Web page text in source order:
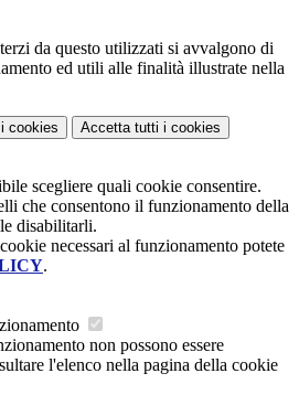
da questo utilizzati si avvalgono di
ed utili alle finalità illustrate nella
i cookies Accetta tutti i cookies
scegliere quali cookie consentire.
che consentono il funzionamento della
disabilitarli.
necessari al funzionamento potete
.
non possono essere
l'elenco nella pagina della cookie